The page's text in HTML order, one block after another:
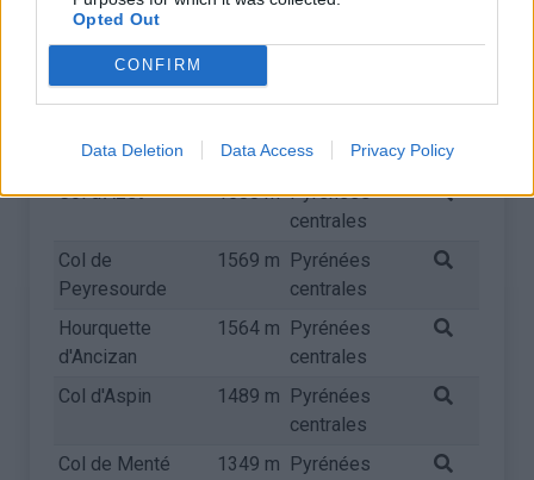
Opted Out
CONFIRM
Data Deletion Data Access Privacy Policy
Port de Balès
Ardiden
centrales
Col d'Azet
1580 m Pyrénées
centrales
Col de
Peyresourde
1569 m Pyrénées
centrales
Hourquette
d'Ancizan
1564 m Pyrénées
centrales
Col d'Aspin
1489 m Pyrénées
centrales
Col de Menté
1349 m Pyrénées